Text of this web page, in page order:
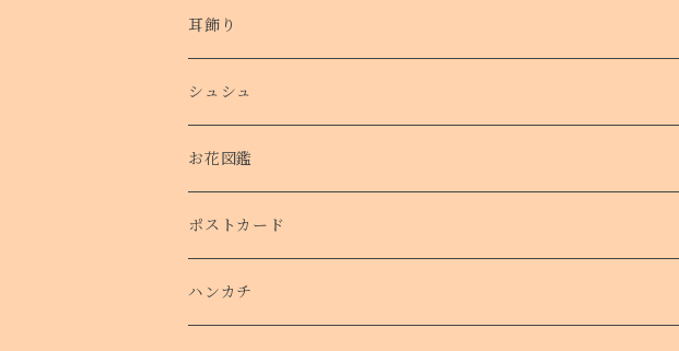
耳飾り
シュシュ
お花図鑑
ポストカード
ハンカチ